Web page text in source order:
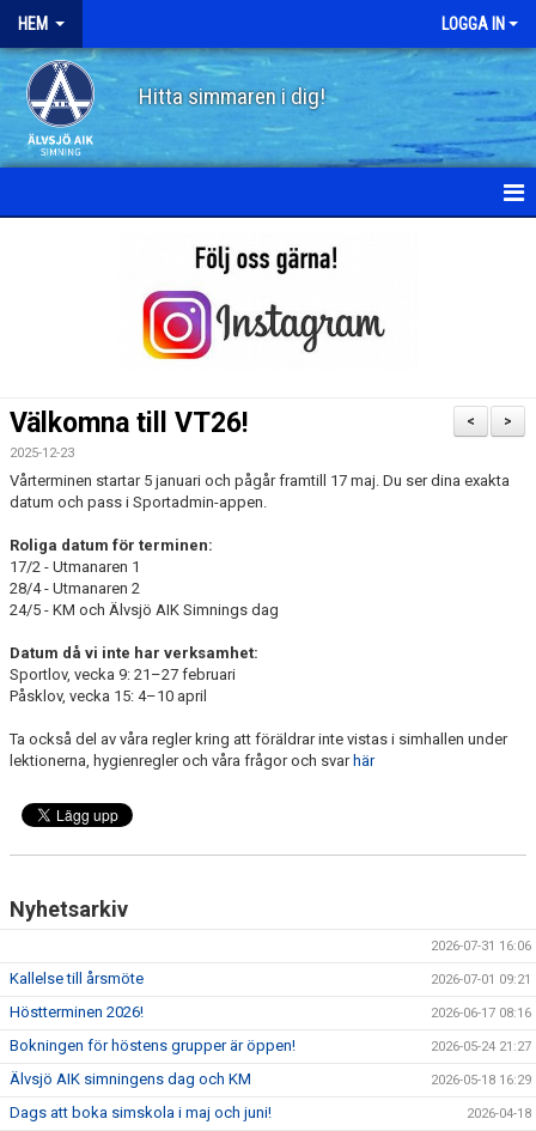
HEM LOGGA IN
Hitta simmaren i dig!
OM ÄLVSJÖ AIK SIMNING
POLICY
HISTORIA
ANTIMOBBING
GDPR
ARKIV
JOBBA HOS OSS
VANLIGA FRÅGOR
>
<
Välkomna till VT26!
2025-12-23
Vårterminen startar 5 januari och pågår framtill 17 maj. Du ser dina exakta
datum och pass i Sportadmin-appen.
Roliga datum för terminen:
17/2 - Utmanaren 1
28/4 - Utmanaren 2
24/5 - KM och Älvsjö AIK Simnings dag
Datum då vi inte har verksamhet:
Sportlov, vecka 9: 21–27 februari
Påsklov, vecka 15: 4–10 april
Ta också del av våra regler kring att föräldrar inte vistas i simhallen under
lektionerna, hygienregler och våra frågor och svar här
Nyhetsarkiv
2026-07-31 16:06
Kallelse till årsmöte 2026-07-01 09:21
Höstterminen 2026! 2026-06-17 08:16
Bokningen för höstens grupper är öppen! 2026-05-24 21:27
Älvsjö AIK simningens dag och KM 2026-05-18 16:29
Dags att boka simskola i maj och juni! 2026-04-18